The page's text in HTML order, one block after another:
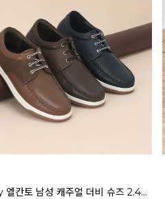
마쯔 by 엘칸토 여성 스톤 스트랩 컴포트 샌들 3.5cm LCWW07M626